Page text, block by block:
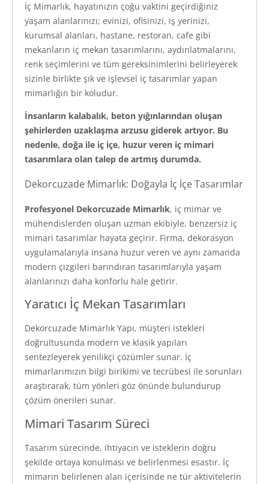
İç Mimarlık, hayatınızın çoğu vaktini geçirdiğiniz
yaşam alanlarınızı; evinizi, ofisinizi, iş yerinizi,
kurumsal alanları, hastane, restoran, cafe gibi
mekanların iç mekan tasarımlarını, aydınlatmalarını,
renk seçimlerini ve tüm gereksinimlerini belirleyerek
sizinle birlikte şık ve işlevsel iç tasarımlar yapan
mimarlığın bir koludur.
İnsanların kalabalık, beton yığınlarından oluşan
şehirlerden uzaklaşma arzusu giderek artıyor. Bu
nedenle, doğa ile iç içe, huzur veren iç mimari
tasarımlara olan talep de artmış durumda.
Dekorcuzade Mimarlık: Doğayla İç İçe Tasarımlar
Profesyonel Dekorcuzade Mimarlık, iç mimar ve
mühendislerden oluşan uzman ekibiyle, benzersiz iç
mimari tasarımlar hayata geçirir. Firma, dekorasyon
uygulamalarıyla insana huzur veren ve aynı zamanda
modern çizgileri barındıran tasarımlarıyla yaşam
alanlarınızı daha konforlu hale getirir.
Yaratıcı İç Mekan Tasarımları
Dekorcuzade Mimarlık Yapı, müşteri istekleri
doğrultusunda modern ve klasik yapıları
sentezleyerek yenilikçi çözümler sunar. İç
mimarlarımızın bilgi birikimi ve tecrübesi ile sorunları
araştırarak, tüm yönleri göz önünde bulundurup
çözüm önerileri sunar.
Mimari Tasarım Süreci
Tasarım sürecinde, ihtiyacın ve isteklerin doğru
şekilde ortaya konulması ve belirlenmesi esastır. İç
mimarın belirlenen alan içerisinde ne tür aktivitelerin